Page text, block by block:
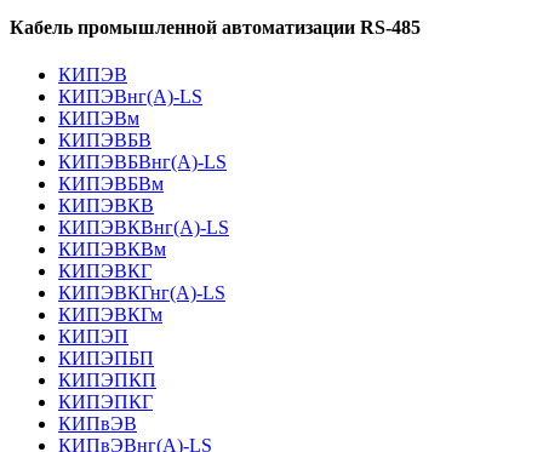
Кабель промышленной автоматизации RS-485
КИПЭВ
КИПЭВнг(А)-LS
КИПЭВм
КИПЭВБВ
КИПЭВБВнг(А)-LS
КИПЭВБВм
КИПЭВКВ
КИПЭВКВнг(А)-LS
КИПЭВКВм
КИПЭВКГ
КИПЭВКГнг(А)-LS
КИПЭВКГм
КИПЭП
КИПЭПБП
КИПЭПКП
КИПЭПКГ
КИПвЭВ
КИПвЭВнг(А)-LS